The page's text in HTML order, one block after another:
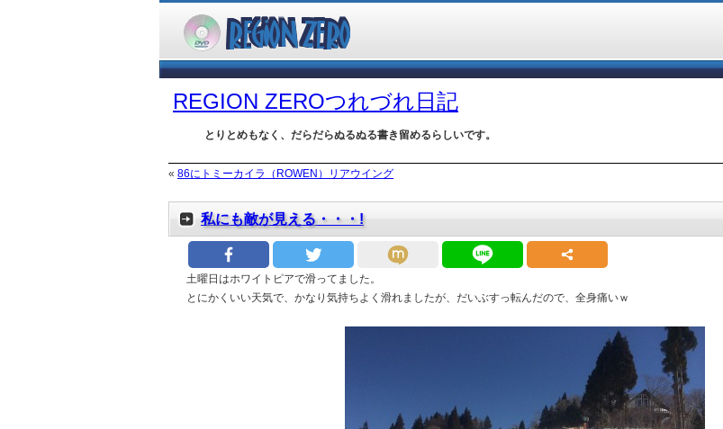
REGION ZEROつれづれ日記
とりとめもなく、だらだらぬるぬる書き留めるらしいです。
« 86にトミーカイラ（ROWEN）リアウイング
私にも敵が見える・・・!
土曜日はホワイトピアで滑ってました。
とにかくいい天気で、かなり気持ちよく滑れましたが、だいぶすっ転んだので、全身痛いｗ